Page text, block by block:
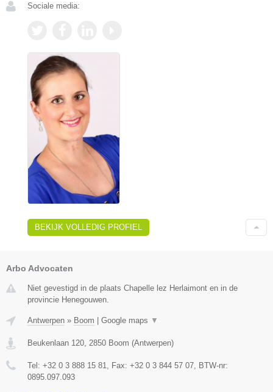
Sociale media:
BEKIJK VOLLEDIG PROFIEL
Arbo Advocaten
Niet gevestigd in de plaats Chapelle lez Herlaimont en in de
provincie Henegouwen.
Antwerpen » Boom | Google maps ▼
Beukenlaan 120 2850 Boom (Antwerpen)
Tel: +32 0 3 888 15 81 , Fax: +32 0 3 844 57 07 , BTW-nr:
0895.097.093